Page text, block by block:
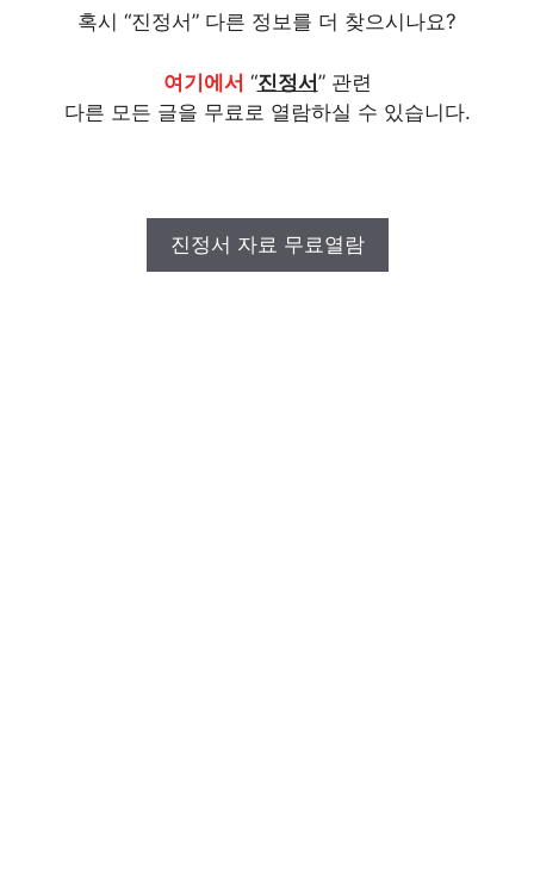
혹시 “진정서” 다른 정보를 더 찾으시나요?
여기에서 “진정서” 관련
다른 모든 글을 무료로 열람하실 수 있습니다.
진정서 자료 무료열람